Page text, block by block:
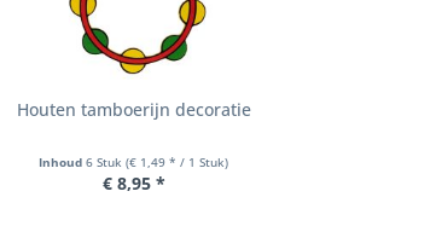
Houten tamboerijn decoratie
Inhoud6 Stuk(€ 1,49 * / 1 Stuk)
€ 8,95 *